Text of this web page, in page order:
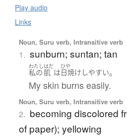
Play audio
Links
Noun, Suru verb, Intransitive verb
1. sunburn; suntan; tan
わたし
私の
はだ
肌 は
ひや
日焼け しやすい。
My skin burns easily.
Noun, Suru verb, Intransitive verb
2. becoming discolored
of paper); yellowing